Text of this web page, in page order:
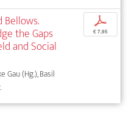
the Gaps
and Social
Gau (Hg.), Basil
p
€ 7,95